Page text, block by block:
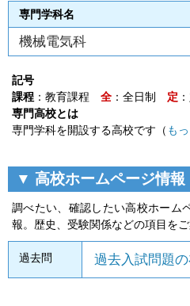
専門学科名
機械電気科
記号
課程 ：教育課程 全 ：全日制 定
専門高校とは
専門学科を開設する高校です（ も
▼ 高校ホームページ情報
調べたい、確認したい高校ホーム
報。歴史、受験関係などの項目をご
過去問 過去入試問題